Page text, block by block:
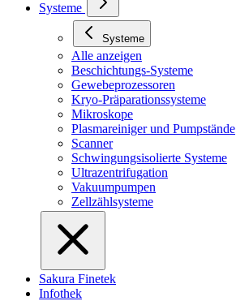
Systeme
Systeme
Alle anzeigen
Beschichtungs-Systeme
Gewebeprozessoren
Kryo-Präparationssysteme
Mikroskope
Plasmareiniger und Pumpstände
Scanner
Schwingungsisolierte Systeme
Ultrazentrifugation
Vakuumpumpen
Zellzählsysteme
Sakura Finetek
Infothek